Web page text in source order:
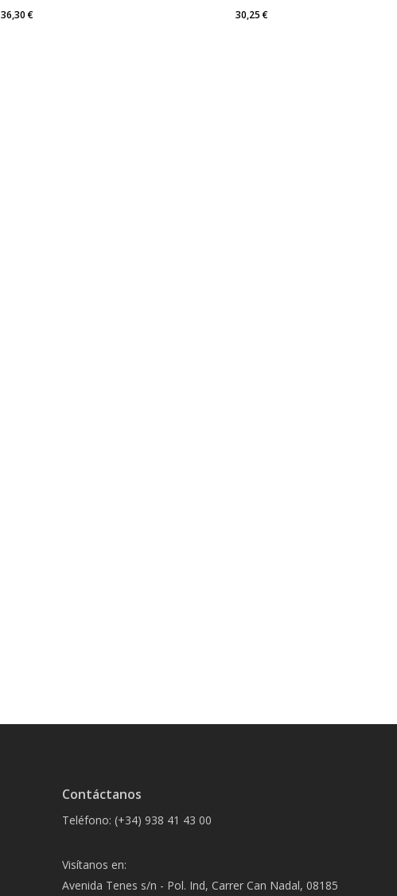
36,30€
30,25€
Contáctanos
Teléfono: (+34) 938 41 43 00
Visítanos en:
Avenida Tenes s/n - Pol. Ind, Carrer Can Nadal, 08185